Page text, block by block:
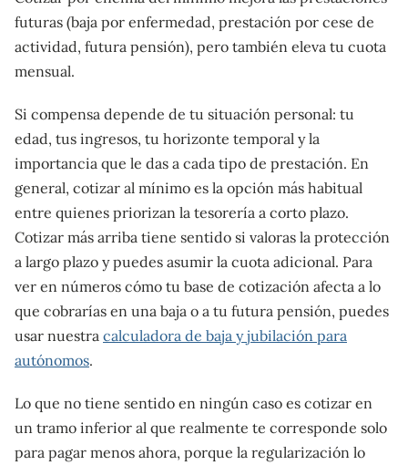
futuras (baja por enfermedad, prestación por cese de
actividad, futura pensión), pero también eleva tu cuota
mensual.
Si compensa depende de tu situación personal: tu
edad, tus ingresos, tu horizonte temporal y la
importancia que le das a cada tipo de prestación. En
general, cotizar al mínimo es la opción más habitual
entre quienes priorizan la tesorería a corto plazo.
Cotizar más arriba tiene sentido si valoras la protección
a largo plazo y puedes asumir la cuota adicional. Para
ver en números cómo tu base de cotización afecta a lo
que cobrarías en una baja o a tu futura pensión, puedes
usar nuestra calculadora de baja y jubilación para
autónomos.
Lo que no tiene sentido en ningún caso es cotizar en
un tramo inferior al que realmente te corresponde solo
para pagar menos ahora, porque la regularización lo